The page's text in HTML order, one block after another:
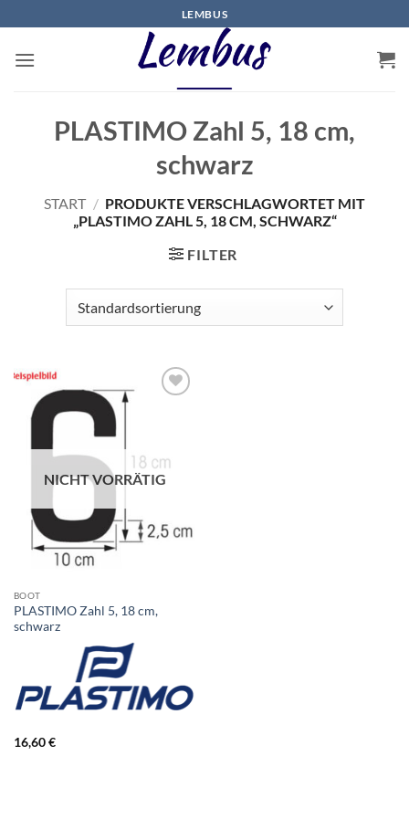
Inhalt
springen
LEMBUS
PLASTIMO Zahl 5, 18 cm,
schwarz
START / PRODUKTE VERSCHLAGWORTET MIT
„PLASTIMO ZAHL 5, 18 CM, SCHWARZ“
FILTER
NICHT VORRÄTIG
BOOT
PLASTIMO Zahl 5, 18 cm,
schwarz
16,60€